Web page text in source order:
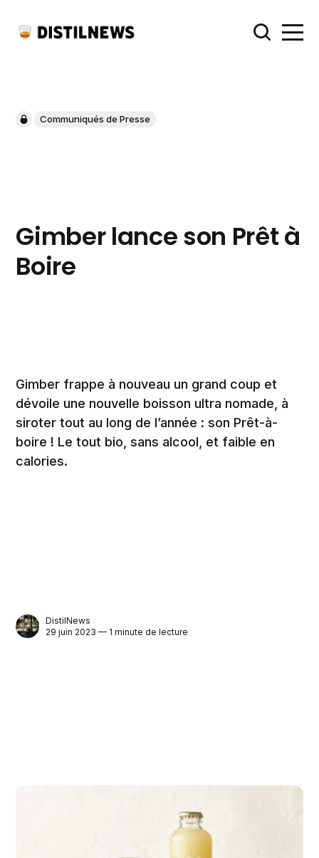
Communiqués de Presse
Gimber lance son Prêt à
Boire
Gimber frappe à nouveau un grand coup et
dévoile une nouvelle boisson ultra nomade, à
siroter tout au long de l’année : son Prêt-à-
boire ! Le tout bio, sans alcool, et faible en
calories.
DistilNews
29 juin 2023 — 1 minute de lecture